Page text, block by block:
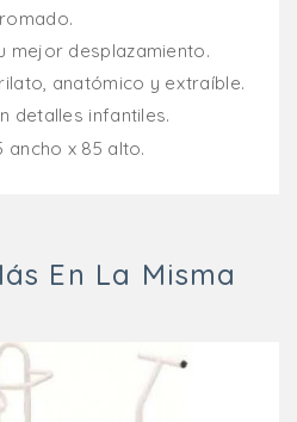
mejor desplazamiento.
anatómico y extraíble.
detalles infantiles.
ancho x 85 alto.
En La Misma